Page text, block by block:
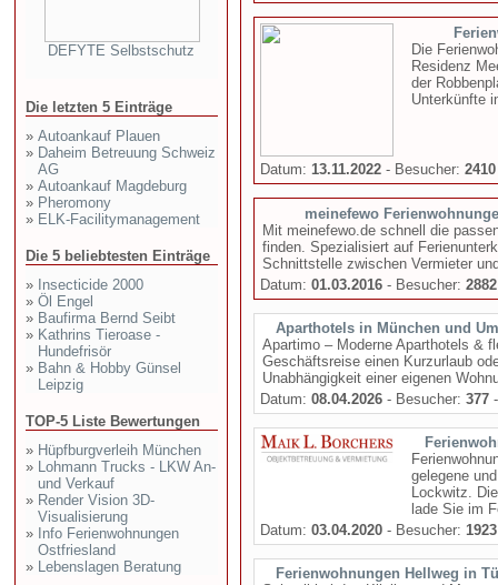
DEFYTE Selbstschutz
Die letzten 5 Einträge
» Autoankauf Plauen
» Daheim Betreuung Schweiz
AG
» Autoankauf Magdeburg
» Pheromony
» ELK-Facilitymanagement
Die 5 beliebtesten Einträge
» Insecticide 2000
» Öl Engel
» Baufirma Bernd Seibt
» Kathrins Tieroase -
Hundefrisör
» Bahn & Hobby Günsel
Leipzig
TOP-5 Liste Bewertungen
» Hüpfburgverleih München
» Lohmann Trucks - LKW An-
und Verkauf
» Render Vision 3D-
Visualisierung
» Info Ferienwohnungen
Ostfriesland
» Lebenslagen Beratung
Die
Residenz
der
Unterkünfte
Datum: 13.11.2022 - Besucher: 2410
meinefewo
Mit meinefewo.de schnell die
finden. Spezialisiert auf
Schnittstelle zwischen Vermieter
Datum: 01.03.2016 - Besucher: 2882
Aparthotels in München und
Apartimo – Moderne Aparthotels &
Geschäftsreise einen Kurzurlaub
Unabhängigkeit einer eigenen
Datum: 08.04.2026 - Besucher: 377
gelegene
Lockwitz.
lade Sie im
Datum: 03.04.2020 - Besucher: 1923
Ferienwohnungen Hellweg in